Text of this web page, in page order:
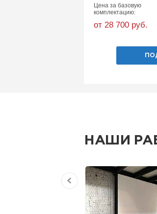
Цена за базовую
комплектацию:
от 28 700 руб.
НАШИ